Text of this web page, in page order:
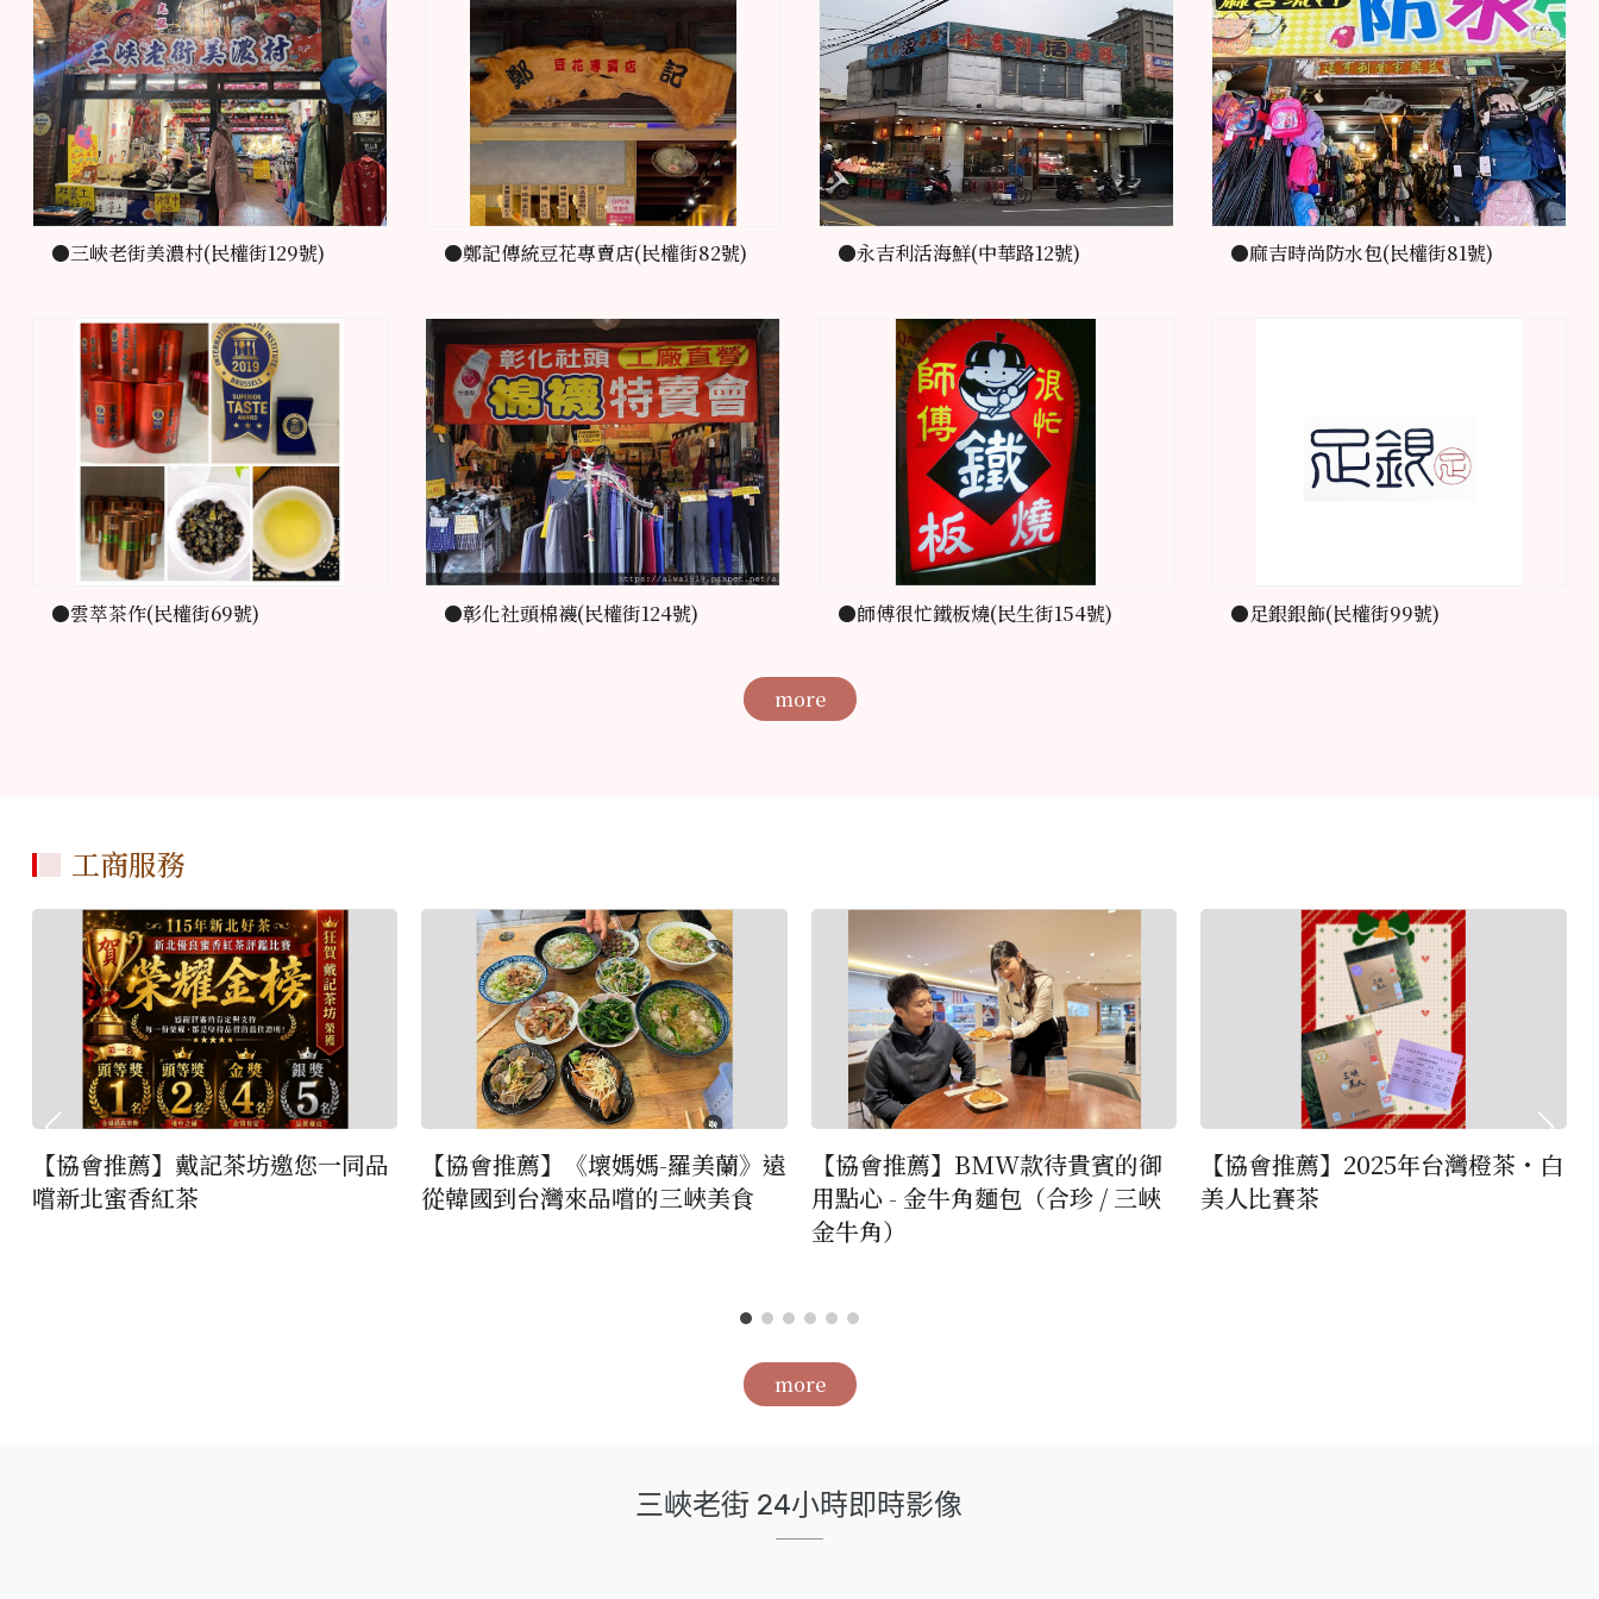
●三峽老街美濃村(民權街129號) ●鄭記傳統豆花專賣店(民權街82號) ●永吉利活海鮮(中華路12號) ●麻吉時尚防水包(民權街81號)
●雲萃茶作(民權街69號) ●彰化社頭棉襪(民權街124號) ●師傅很忙鐵板燒(民生街154號) ●足銀銀飾(民權街99號)
more
工商服務
【協會推薦】戴記茶坊邀您一同品
嚐新北蜜香紅茶
【協會推薦】《壞媽媽-羅美蘭》遠
從韓國到台灣來品嚐的三峽美食
【協會推薦】BMW款待貴賓的御
用點心 - 金牛角麵包（合珍 / 三峽
金牛角）
【協會推薦】2025年台灣橙茶・白
美人比賽茶
more
三峽老街 24小時即時影像